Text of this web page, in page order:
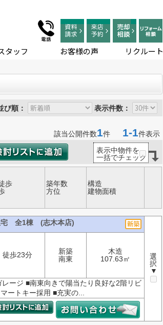
タッフ お客様の声 リクルート
び順： 表示件数：
該当公開件数1件 1-1件表示
表示中物件を
一括でチェック
歩
築年数
方位
構造
建物面積
宅 全1棟 (志木本店)
選
択
▼
徒歩23分
新築
南東
木造
107.63㎡
ージ ■南東向きで陽当たり良好な2階リビ
ートキー採用 ■充実の...